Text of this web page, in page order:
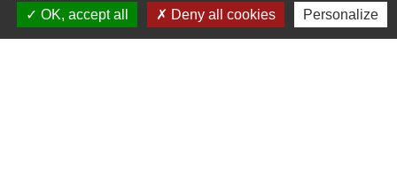
OK, accept all
Deny all cookies Personalize